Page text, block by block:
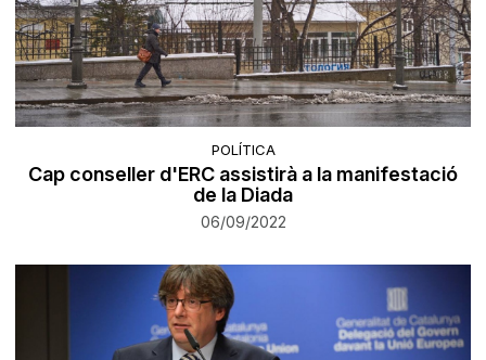
POLÍTICA
Cap conseller d'ERC assistirà a la manifestació
de la Diada
06/09/2022